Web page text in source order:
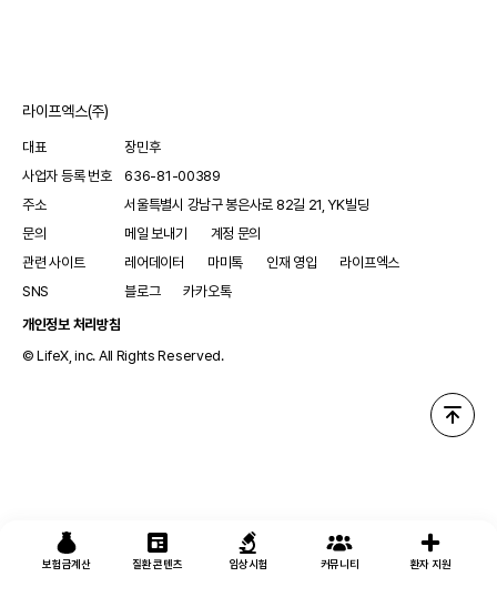
보험금계산 질환 콘텐츠 임상시험 커뮤니티 환자 지원
라이프엑스(주)
대표
장민후
사업자 등록 번호
636-81-00389
주소
서울특별시 강남구 봉은사로 82길 21, YK빌딩
문의
메일 보내기
계정 문의
관련 사이트
레어데이터 마미톡 인재 영입
라이프엑스
SNS
블로그
카카오톡
개인정보 처리방침
© LifeX, inc. All Rights Reserved.